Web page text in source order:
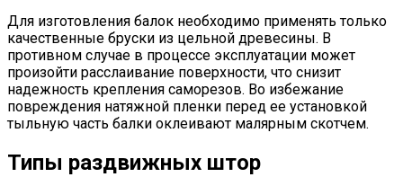
Для изготовления балок необходимо применять только
качественные бруски из цельной древесины. В
противном случае в процессе эксплуатации может
произойти расслаивание поверхности, что снизит
надежность крепления саморезов. Во избежание
повреждения натяжной пленки перед ее установкой
тыльную часть балки оклеивают малярным скотчем.
Типы раздвижных штор